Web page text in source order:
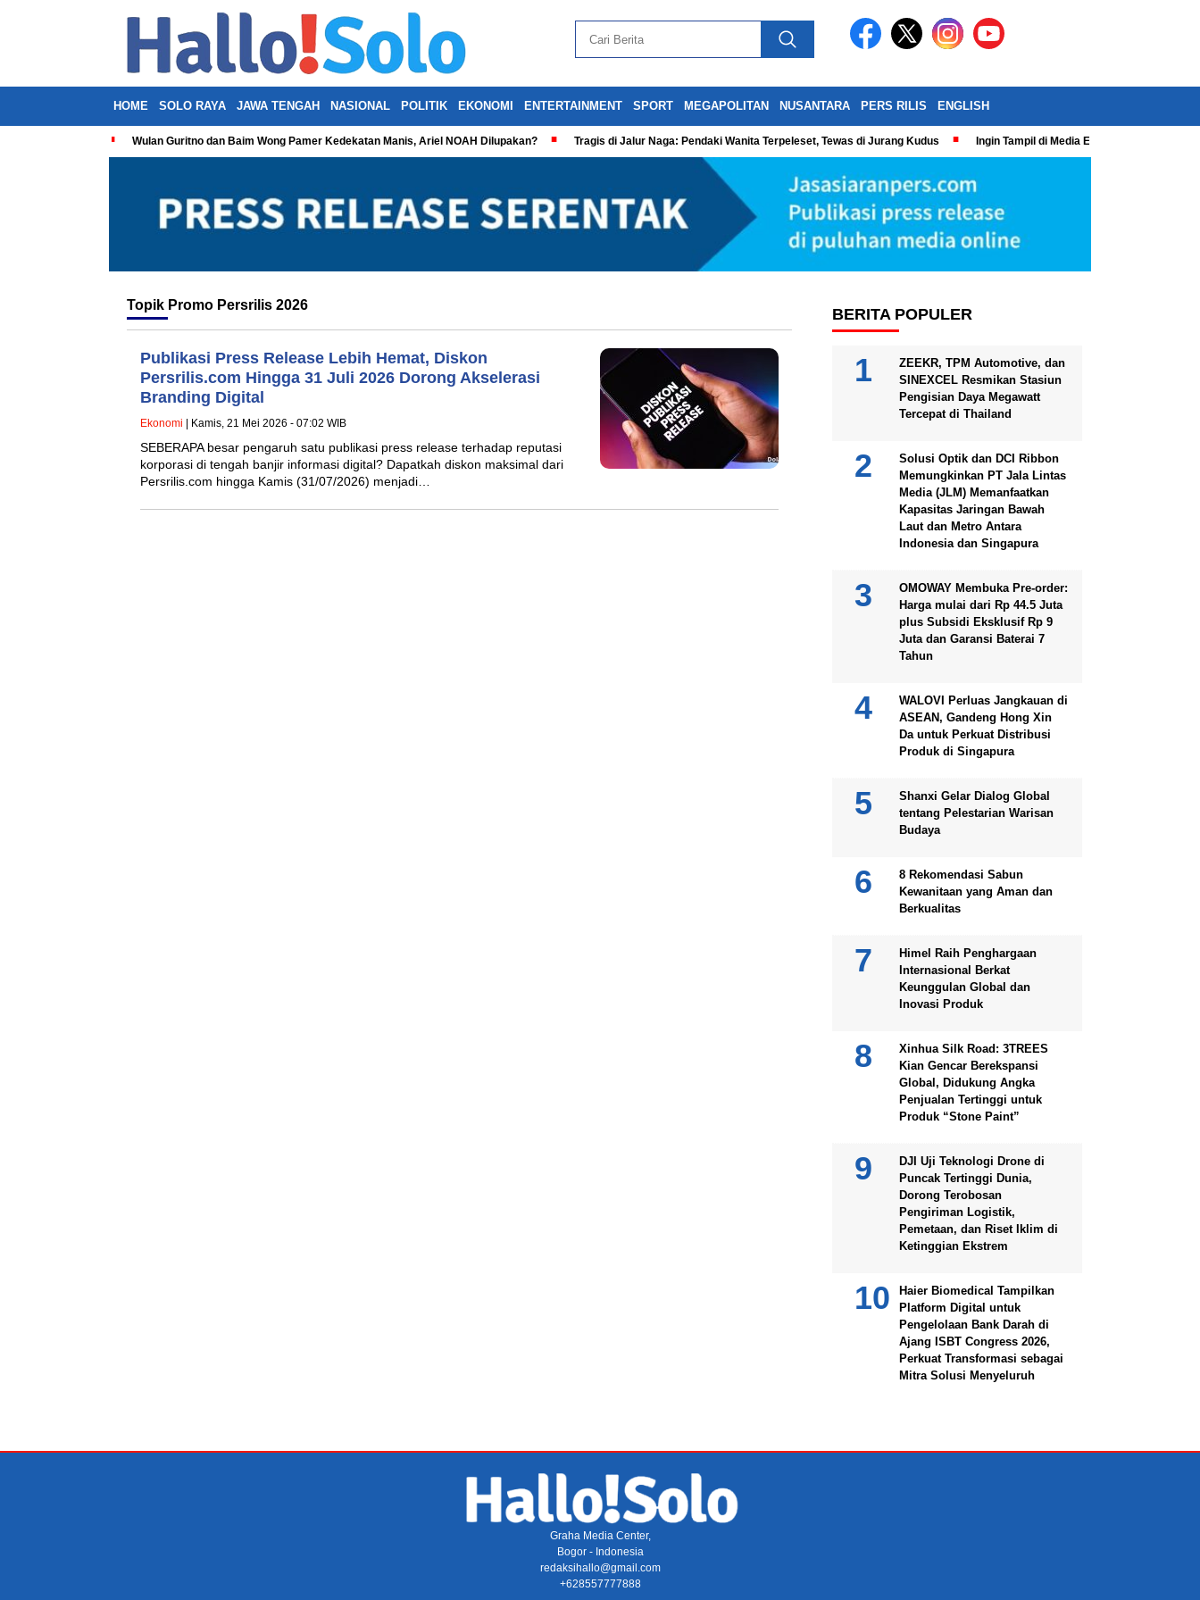
HOME SOLO RAYA JAWA TENGAH NASIONAL POLITIK EKONOMI ENTERTAINMENT SPORT MEGAPOLITAN NUSANTARA PERS RILIS ENGLISH
Wulan Guritno dan Baim Wong Pamer Kedekatan Manis, Ariel NOAH Dilupakan? Tragis di Jalur Naga: Pendaki Wanita Terpeleset, Tewas di Jurang Kudus Ingin Tampil di Media Ekonomi dan Bisnis
Topik Promo Persrilis 2026
Publikasi Press Release Lebih Hemat, Diskon
Persrilis.com Hingga 31 Juli 2026 Dorong Akselerasi
Branding Digital
Ekonomi | Kamis, 21 Mei 2026 - 07:02 WIB
SEBERAPA besar pengaruh satu publikasi press release terhadap reputasi
korporasi di tengah banjir informasi digital? Dapatkah diskon maksimal dari
Persrilis.com hingga Kamis (31/07/2026) menjadi…
BERITA POPULER
ZEEKR, TPM Automotive, dan
SINEXCEL Resmikan Stasiun
Pengisian Daya Megawatt
Tercepat di Thailand
Solusi Optik dan DCI Ribbon
Memungkinkan PT Jala Lintas
Media (JLM) Memanfaatkan
Kapasitas Jaringan Bawah
Laut dan Metro Antara
Indonesia dan Singapura
OMOWAY Membuka Pre-order:
Harga mulai dari Rp 44.5 Juta
plus Subsidi Eksklusif Rp 9
Juta dan Garansi Baterai 7
Tahun
WALOVI Perluas Jangkauan di
ASEAN, Gandeng Hong Xin
Da untuk Perkuat Distribusi
Produk di Singapura
Shanxi Gelar Dialog Global
tentang Pelestarian Warisan
Budaya
8 Rekomendasi Sabun
Kewanitaan yang Aman dan
Berkualitas
Himel Raih Penghargaan
Internasional Berkat
Keunggulan Global dan
Inovasi Produk
Xinhua Silk Road: 3TREES
Kian Gencar Berekspansi
Global, Didukung Angka
Penjualan Tertinggi untuk
Produk “Stone Paint”
DJI Uji Teknologi Drone di
Puncak Tertinggi Dunia,
Dorong Terobosan
Pengiriman Logistik,
Pemetaan, dan Riset Iklim di
Ketinggian Ekstrem
Haier Biomedical Tampilkan
Platform Digital untuk
Pengelolaan Bank Darah di
Ajang ISBT Congress 2026,
Perkuat Transformasi sebagai
Mitra Solusi Menyeluruh
Graha Media Center,
Bogor - Indonesia
redaksihallo@gmail.com
+628557777888